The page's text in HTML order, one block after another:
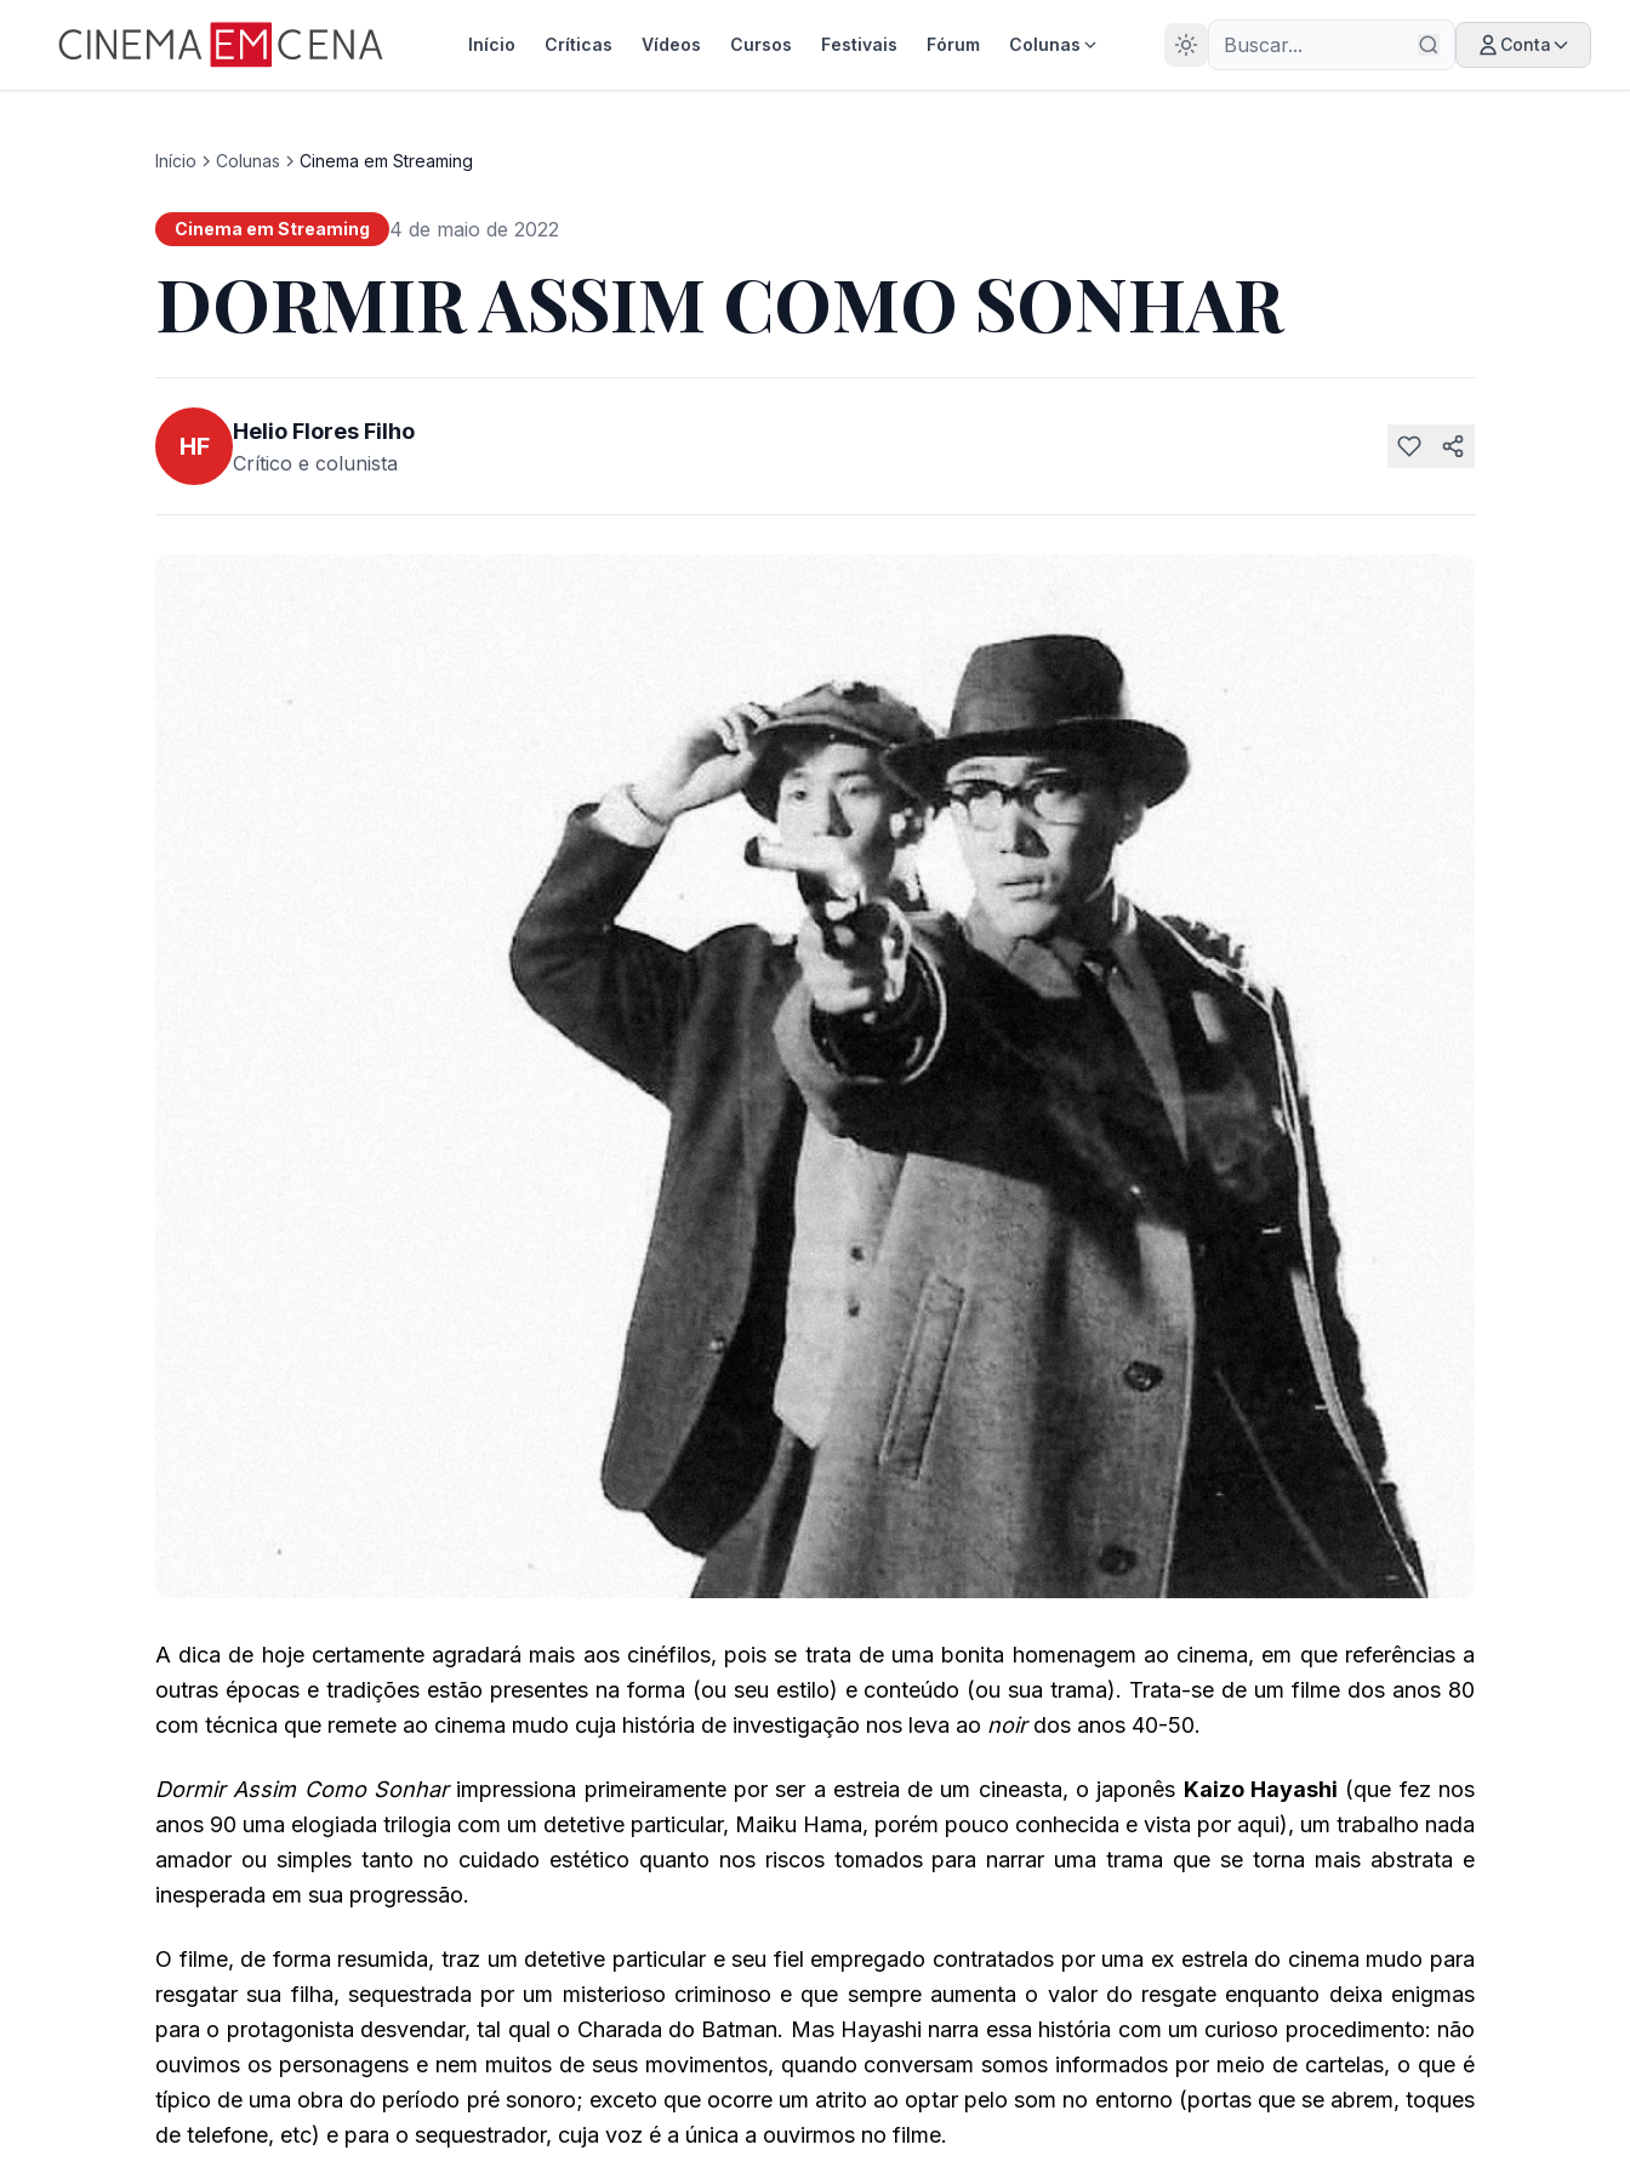
28
ANOS
Início Críticas Vídeos Cursos Festivais Fórum Colunas Conta
Início Colunas Cinema em Streaming
Cinema em Streaming 4 de maio de 2022
DORMIR ASSIM COMO SONHAR
HF
Helio Flores Filho
Crítico e colunista
A dica de hoje certamente agradará mais aos cinéfilos, pois se trata de uma bonita homenagem ao cinema, em que referências a
outras épocas e tradições estão presentes na forma (ou seu estilo) e conteúdo (ou sua trama). Trata-se de um filme dos anos 80
com técnica que remete ao cinema mudo cuja história de investigação nos leva ao noirdos anos 40-50.
Dormir Assim Como Sonharimpressiona primeiramente por ser a estreia de um cineasta, o japonês Kaizo Hayashi (que fez nos
anos 90 uma elogiada trilogia com um detetive particular, Maiku Hama, porém pouco conhecida e vista por aqui), um trabalho nada
amador ou simples tanto no cuidado estético quanto nos riscos tomados para narrar uma trama que se torna mais abstrata e
inesperada em sua progressão.
O filme, de forma resumida, traz um detetive particular e seu fiel empregado contratados por uma ex estrela do cinema mudo para
resgatar sua filha, sequestrada por um misterioso criminoso e que sempre aumenta o valor do resgate enquanto deixa enigmas
para o protagonista desvendar, tal qual o Charada do Batman. Mas Hayashi narra essa história com um curioso procedimento: não
ouvimos os personagens e nem muitos de seus movimentos, quando conversam somos informados por meio de cartelas, o que é
típico de uma obra do período pré sonoro; exceto que ocorre um atrito ao optar pelo som no entorno (portas que se abrem, toques
de telefone, etc) e para o sequestrador, cuja voz é a única a ouvirmos no filme.